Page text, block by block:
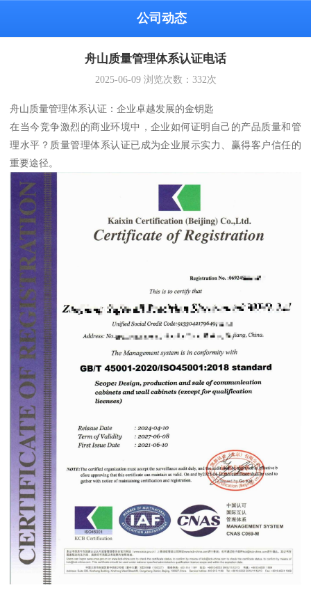
公司动态
舟山质量管理体系认证电话
2025-06-09浏览次数： 332次
舟山质量管理体系认证：企业卓越发展的金钥匙
在当今竞争激烈的商业环境中，企业如何证明自己的产品质量和管
理水平？质量管理体系认证已成为企业展示实力、赢得客户信任的
重要途径。